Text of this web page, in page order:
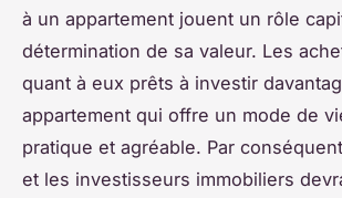
à un appartement jouent un rôle
détermination de sa valeur. Les
quant à eux prêts à investir
appartement qui offre un mode de
pratique et agréable. Par
et les investisseurs immobiliers